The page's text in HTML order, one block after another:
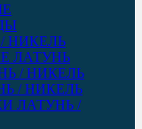
НИКЕЛЬ
ЛАТУНЬ
/ НИКЕЛЬ
/ НИКЕЛЬ
ЛАТУНЬ /